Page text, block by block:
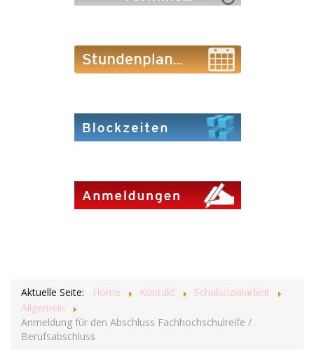
Aktuelle Seite: Home Kontakt
Schulsozialarbeit
Allgemein
Anmeldung für den Abschluss Fachhochschulreife /
Berufsabschluss